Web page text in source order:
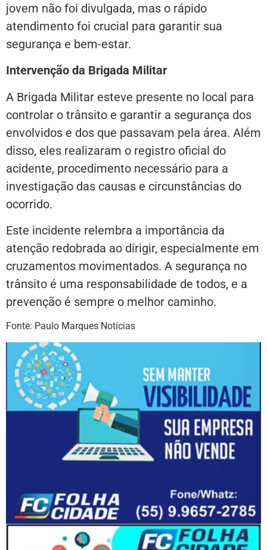
jovem não foi divulgada, mas o rápido
atendimento foi crucial para garantir sua
segurança e bem-estar.
Intervenção da Brigada Militar
A Brigada Militar esteve presente no local para
controlar o trânsito e garantir a segurança dos
envolvidos e dos que passavam pela área. Além
disso, eles realizaram o registro oficial do
acidente, procedimento necessário para a
investigação das causas e circunstâncias do
ocorrido.
Este incidente relembra a importância da
atenção redobrada ao dirigir, especialmente em
cruzamentos movimentados. A segurança no
trânsito é uma responsabilidade de todos, e a
prevenção é sempre o melhor caminho.
Fonte: Paulo Marques Notícias